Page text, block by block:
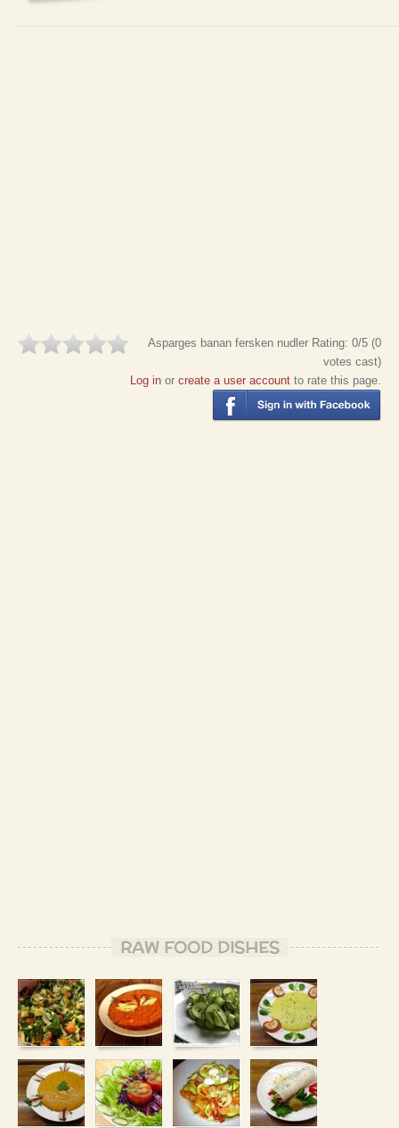
Asparges banan fersken nudler Rating: 0/5 (0
votes cast)
Log in or create a user account to rate this page.
RAW FOOD DISHES